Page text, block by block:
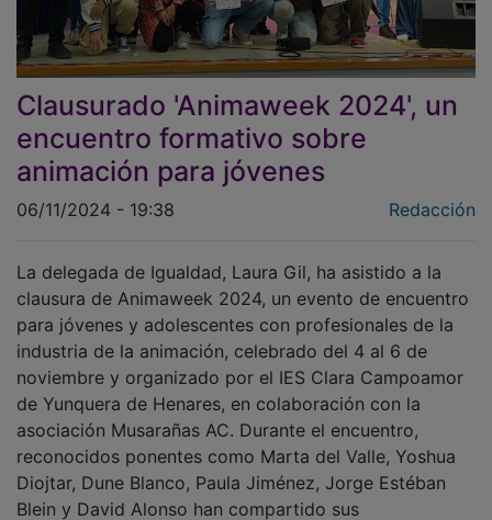
Clausurado 'Animaweek 2024', un
encuentro formativo sobre
animación para jóvenes
06/11/2024 - 19:38
clausura de Animaweek 2024, un evento de encuentro
para jóvenes y adolescentes con profesionales de la
industria de la animación, celebrado del 4 al 6 de
noviembre y organizado por el IES Clara Campoamor
de Yunquera de Henares, en colaboración con la
asociación Musarañas AC. Durante el encuentro,
reconocidos ponentes como Marta del Valle, Yoshua
Diojtar, Dune Blanco, Paula Jiménez, Jorge Estéban
Blein y David Alonso han compartido sus